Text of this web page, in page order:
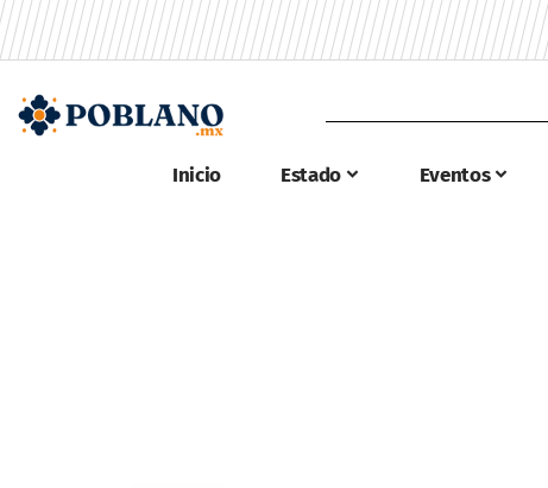
Inicio Estado Eventos